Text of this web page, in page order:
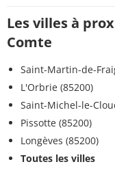
Les villes à
Comte
Saint-Martin-de-
L'Orbrie (85200)
Saint-Michel-le-
Pissotte (85200)
Longèves (85200)
Toutes les villes